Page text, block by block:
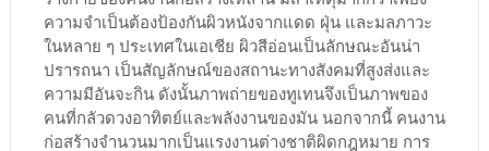
ความจำเป็นต้องป้องกันผิวหนังจากแดด ฝุ่น และมลภาวะ
ในหลาย ๆ ประเทศในเอเชีย ผิวสีอ่อนเป็นลักษณะอันน่า
ปรารถนา เป็นสัญลักษณ์ของสถานะทางสังคมที่สูงส่งและ
ความมีอันจะกิน ดังนั้นภาพถ่ายของทูเทนจึงเป็นภาพของ
คนที่กลัวดวงอาทิตย์และพลังงานของมัน นอกจากนี้ คนงาน
ก่อสร้างจำนวนมากเป็นแรงงานต่างชาติผิดกฎหมาย การ